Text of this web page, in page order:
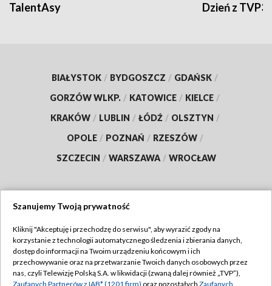
TalentAsy Dzień z TVP3
BIAŁYSTOK / BYDGOSZCZ / GDAŃSK /
GORZÓW WLKP. / KATOWICE / KIELCE /
KRAKÓW / LUBLIN / ŁÓDŹ / OLSZTYN /
OPOLE / POZNAŃ / RZESZÓW /
SZCZECIN / WARSZAWA / WROCŁAW
TVP
Abonament TVP
Emisja w TVP
Regulamin TVP
Szanujemy Twoją prywatność
Kliknij "Akceptuję i przechodzę do serwisu", aby wyrazić zgody na
korzystanie z technologii automatycznego śledzenia i zbierania danych,
dostęp do informacji na Twoim urządzeniu końcowym i ich
przechowywanie oraz na przetwarzanie Twoich danych osobowych przez
nas, czyli Telewizję Polską S.A. w likwidacji (zwaną dalej również „TVP”),
Zaufanych Partnerów z IAB* (1201 firm) oraz pozostałych Zaufanych